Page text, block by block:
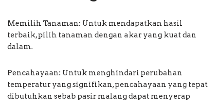
Memilih Tanaman: Untuk mendapatkan hasil
terbaik, pilih tanaman dengan akar yang kuat dan
dalam.
Pencahayaan: Untuk menghindari perubahan
temperatur yang signifikan, pencahayaan yang tepat
dibutuhkan sebab pasir malang dapat menyerap